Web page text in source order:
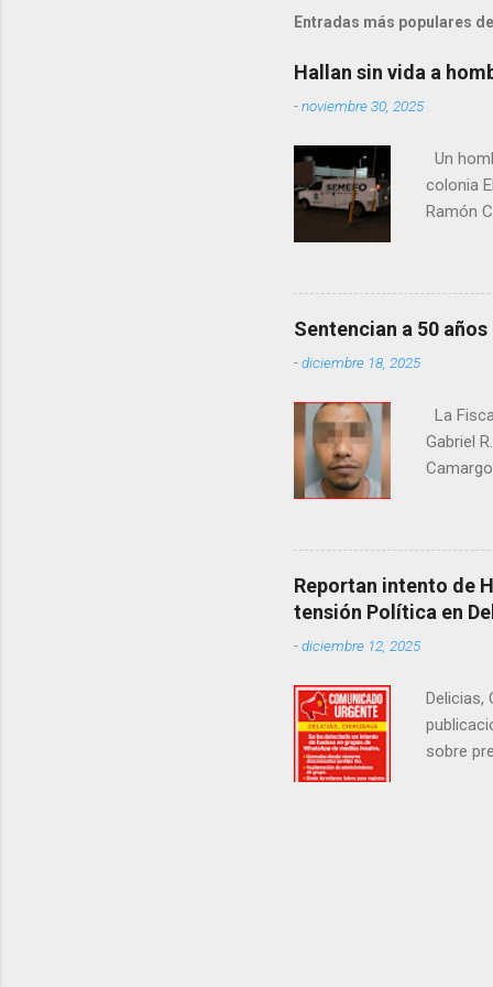
Entradas más populares
Hallan sin vida a
-noviembre 30, 2025
Un
colonia
Ramón
zona
Sentencian a 50
-diciembre 18, 2025
La
Gabriel
cumpla
pago de
junio
Reportan intento de
tensión Política en
-diciembre 12, 2025
Delicias,
sobre
la